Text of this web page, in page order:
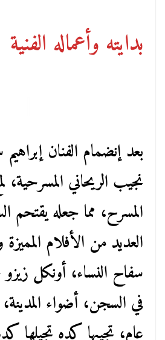
بدايته وأعماله الفنية
بعد إنضمام الفنان
نجيب الريحاني المسرحية،
المسرح، مما جعله يقتحم
العديد من الأفلام
في السجن، أضواء